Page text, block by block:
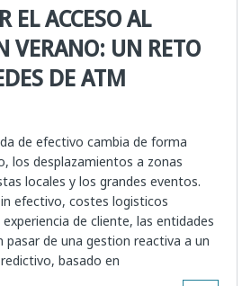
EL ACCESO AL
VERANO: UN RETO
DE ATM
de efectivo cambia de forma
los desplazamientos a zonas
locales y los grandes eventos.
efectivo, costes logisticos
de cliente, las entidades
pasar de una gestion reactiva a un
basado en